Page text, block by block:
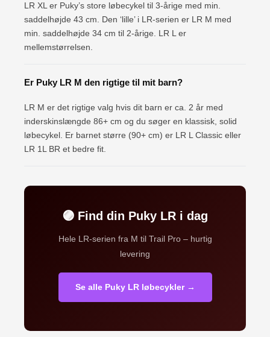
LR XL er Puky’s store løbecykel til 3-årige med min.
saddelhøjde 43 cm. Den ‘lille’ i LR-serien er LR M med
min. saddelhøjde 34 cm til 2-årige. LR L er
mellemstørrelsen.
Er Puky LR M den rigtige til mit barn?
LR M er det rigtige valg hvis dit barn er ca. 2 år med
inderskinslængde 86+ cm og du søger en klassisk, solid
løbecykel. Er barnet større (90+ cm) er LR L Classic eller
LR 1L BR et bedre fit.
🟣 Find din Puky LR i dag
Hele LR-serien fra M til Trail Pro – hurtig
levering
Se alle Puky LR løbecykler →